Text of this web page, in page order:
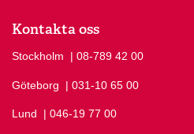
Kontakta oss
Stockholm Ring Stockholm på
| 08-789 42 00
Göteborg Ring Göteborg på
| 031-10 65 00
Lund Ring Lund på
| 046-19 77 00